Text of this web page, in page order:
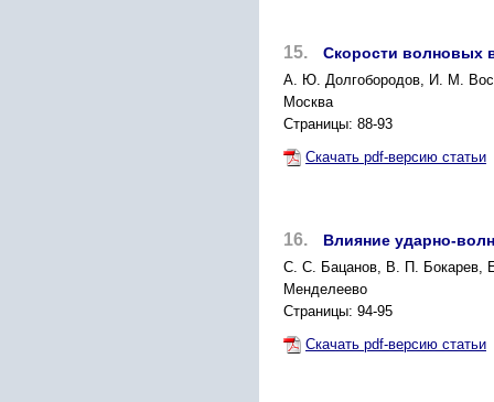
15. Скорости волновых
А. Ю. Долгобородов, И. М.
Москва
Страницы: 88-93
Скачать pdf-версию статьи
16. Влияние ударно-
С. С. Бацанов, В. П. Бокарев,
Менделеево
Страницы: 94-95
Скачать pdf-версию статьи